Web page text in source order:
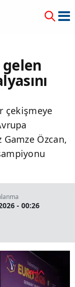
çekişmeye
Özcan,
- 00:26